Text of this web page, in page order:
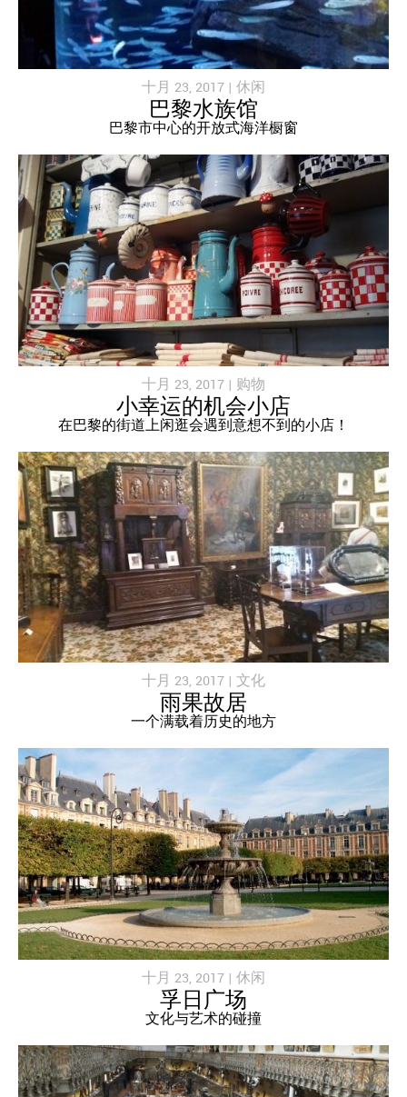
十月 23, 2017 | 休闲
巴黎水族馆
巴黎市中心的开放式海洋橱窗
十月 23, 2017 | 购物
小幸运的机会小店
在巴黎的街道上闲逛会遇到意想不到的小店！
十月 23, 2017 | 文化
雨果故居
一个满载着历史的地方
十月 23, 2017 | 休闲
孚日广场
文化与艺术的碰撞